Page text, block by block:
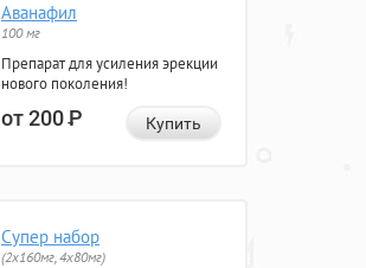
Аванафил
100 мг
Препарат для усиления эрекции
нового поколения!
от 200Р Купить
Супер набор
(2х160мг, 4х80мг)